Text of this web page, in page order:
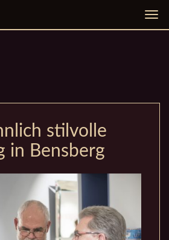
ein-/
stilvolle
in Bensberg